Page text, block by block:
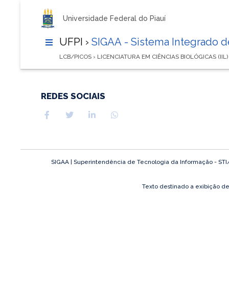
Universidade Federal do Piauí
UFPI › SIGAA - Sistema Integrado
LCB/PICOS › LICENCIATURA EM CIÊNCIAS BIOLÓGICAS
REDES SOCIAIS
SIGAA | Superintendência de Tecnologia da Informação -
Texto destinado a exibição